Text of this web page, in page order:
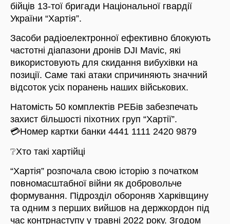
бійців 13-тої бригади Національної гвардії
України “Хартія”.
Засоби радіоелектронної ефективно блокують
частотні діапазони дронів DJI Mavic, які
використовують для скидання вибухівки на
позиції. Саме такі атаки спричиняють значний
відсоток усіх поранень наших військових.
Натомість 50 комплектів РЕБів забезпечать
захист більшості піхотних груп “Хартії”.
💳Номер картки банки 4441 1111 2420 9879
❔Хто такі хартійці
“Хартія” розпочала свою історію з початком
повномасштабної війни як добровольче
формування. Підрозділ обороняв Харківщину
та одним з перших вийшов на держкордон під
час контрнаступу у травні 2022 року. Згодом